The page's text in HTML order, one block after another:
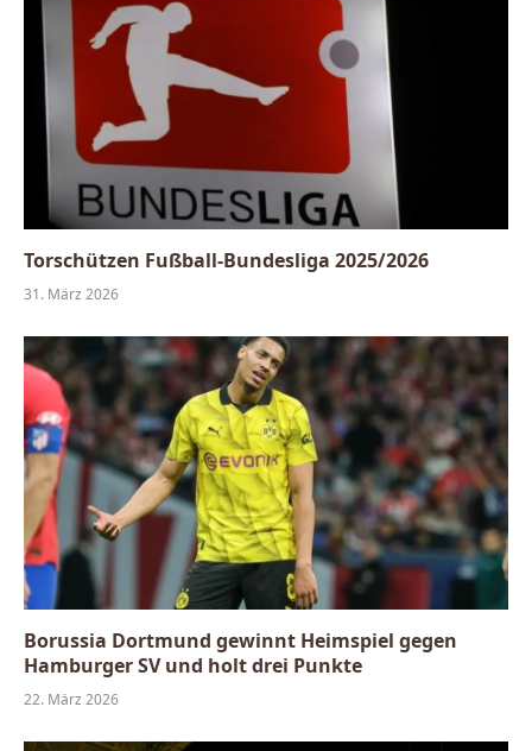
Torschützen Fußball-Bundesliga 2025/2026
31. März 2026
Borussia Dortmund gewinnt Heimspiel gegen
Hamburger SV und holt drei Punkte
22. März 2026